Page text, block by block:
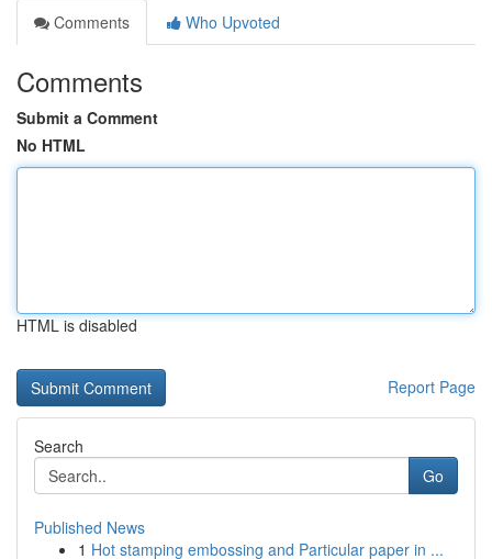
Comments
Who Upvoted
Comments
Submit a Comment
No HTML
HTML is disabled
Report Page
Search
Go
Published News
1 Hot stamping embossing and Particular paper in ...